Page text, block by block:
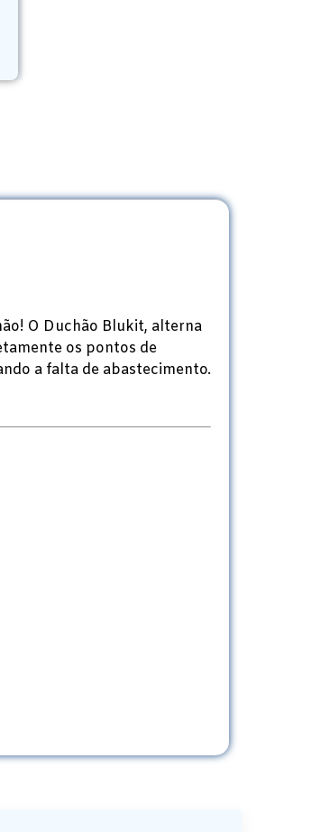
O Duchão Blukit, alterna
os pontos de
a falta de abastecimento.